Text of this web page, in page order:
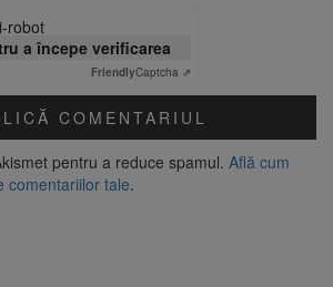
robot
a începe verificarea
FriendlyCaptcha ⇗
pentru a reduce spamul. Află cum
comentariilor tale.